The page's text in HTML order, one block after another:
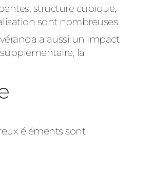
structure cubique,
sont nombreuses.
a aussi un impact
la
éléments sont